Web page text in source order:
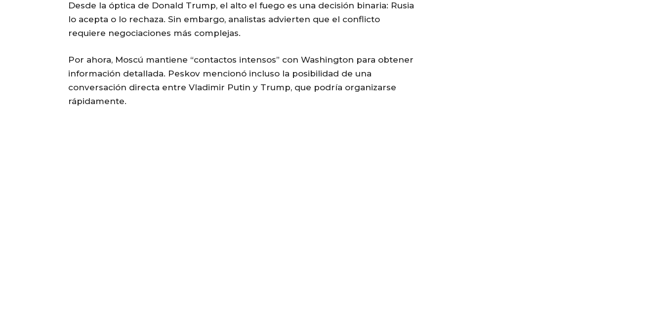
Desde la óptica de Donald Trump, el alto el fuego es una decisión binaria: Rusia
lo acepta o lo rechaza. Sin embargo, analistas advierten que el conflicto
requiere negociaciones más complejas.
Por ahora, Moscú mantiene “contactos intensos” con Washington para obtener
información detallada. Peskov mencionó incluso la posibilidad de una
conversación directa entre Vladimir Putin y Trump, que podría organizarse
rápidamente.